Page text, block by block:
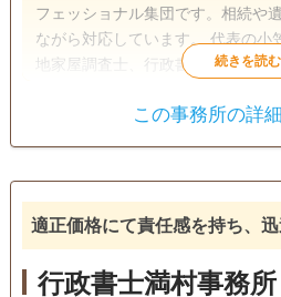
フェッショナル集団です。相続や
ながら対応しています。 代表の小笠原哲二は、司法書士、土
地家屋調査士、行政書士、宅地建
格を多数取得。豊富な知識とこれ
書士5名、土地家屋調査士2名が所
お悩みに寄り添います。 相続のトラブルを抱える人や、生前
贈与・相続や遺言のことでお困り
遺産分割
相続人調査
任意後見
電話相談可 訪問可 土日相談可
この事務所の詳
適正価格にて責任感を持ち、
行政書士満村事務所